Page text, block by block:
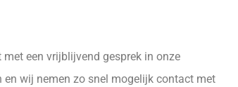
een vrijblijvend gesprek in onze
wij nemen zo snel mogelijk contact met